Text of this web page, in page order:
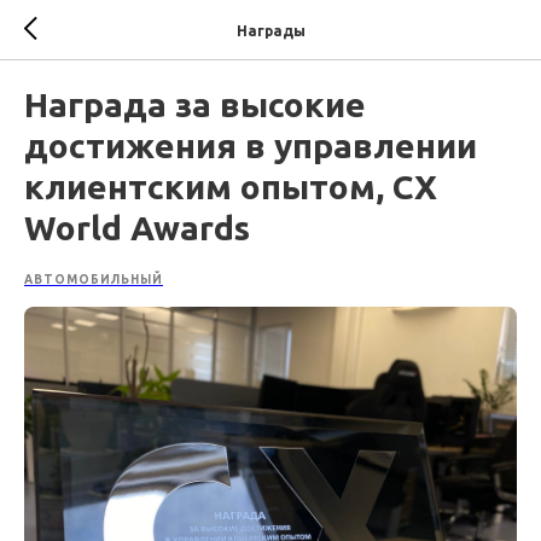
Награды
Награда за высокие
достижения в управлении
клиентским опытом, CX
World Awards
АВТОМОБИЛЬНЫЙ